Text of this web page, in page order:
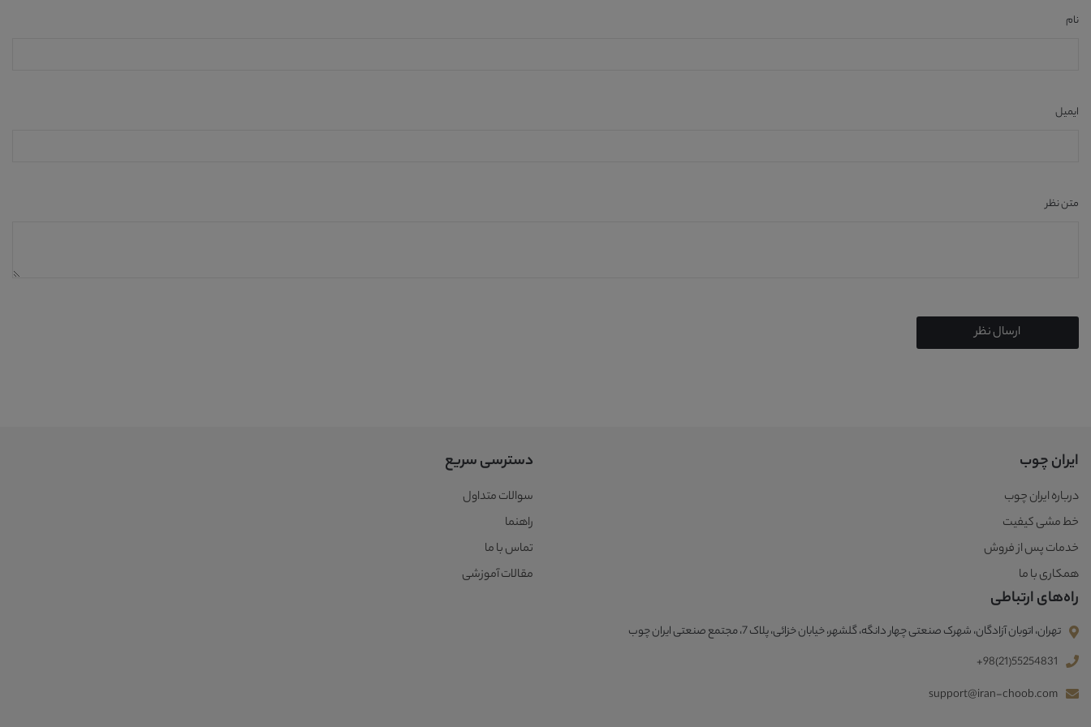
نام
ایمیل
متن نظر
ارسال نظر
ایران چوب
درباره ایران چوب
خط مشی کیفیت
خدمات پس از فروش
همکاری با ما
دسترسی سریع
سوالات متداول
راهنما
تماس با ما
مقالات آموزشی
راه‌های ارتباطی
تهران، اتوبان آزادگان، شهرک صنعتی چهار دانگه، گلشهر، خیابان خزائی، پلاک 7، مجتمع صنعتی ایران چوب
+98(21)55254831
support@iran-choob.com